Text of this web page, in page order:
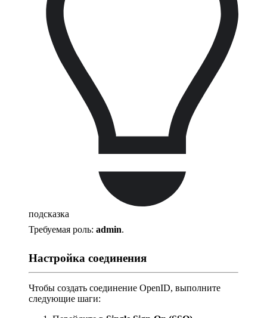
подсказка
Требуемая роль: admin.
Настройка соединения
Чтобы создать соединение OpenID, выполните
следующие шаги: